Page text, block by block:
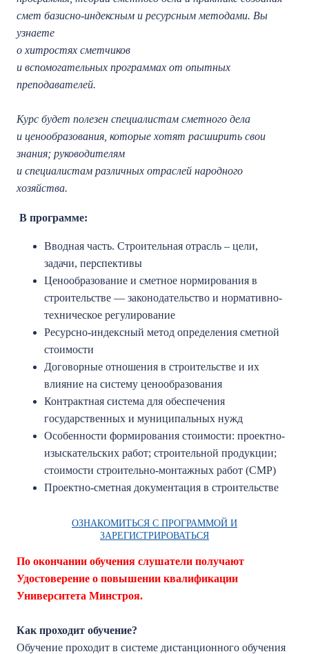
смет базисно-индексным и ресурсным методами. Вы
узнаете
о хитростях сметчиков
и вспомогательных программах от опытных
преподавателей.
Курс будет полезен специалистам сметного дела
и ценообразования, которые хотят расширить свои
знания; руководителям
и специалистам различных отраслей народного
хозяйства.
В программе:
Вводная часть. Строительная отрасль – цели,
задачи, перспективы
Ценообразование и сметное нормирования в
строительстве — законодательство и нормативно-
техническое регулирование
Ресурсно-индексный метод определения сметной
стоимости
Договорные отношения в строительстве и их
влияние на систему ценообразования
Контрактная система для обеспечения
государственных и муниципальных нужд
Особенности формирования стоимости: проектно-
изыскательских работ; строительной продукции;
стоимости строительно-монтажных работ (СМР)
Проектно-сметная документация в строительстве
ОЗНАКОМИТЬСЯ С ПРОГРАММОЙ И
ЗАРЕГИСТРИРОВАТЬСЯ
По окончании обучения слушатели получают
Удостоверение о повышении квалификации
Университета Минстроя.
Как проходит обучение?
Обучение проходит в системе дистанционного обучения